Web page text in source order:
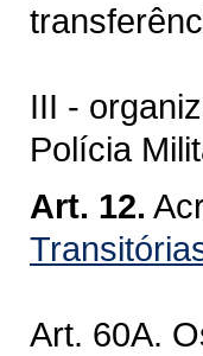
III -
Polícia
Art. 12.
Art. 60A.